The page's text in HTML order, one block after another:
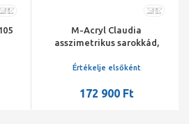
M-Acryl Claudia
asszimetrikus sarokkád,
kádlábbal és
Értékelje elsőként
172 900 Ft